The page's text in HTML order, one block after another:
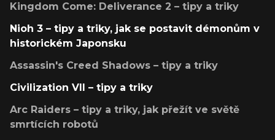
Kingdom Come: Deliverance 2 – tipy a triky
Nioh 3 – tipy a triky, jak se postavit démonům v
historickém Japonsku
Assassin's Creed Shadows – tipy a triky
Civilization VII – tipy a triky
Arc Raiders – tipy a triky, jak přežít ve světě
smrtících robotů